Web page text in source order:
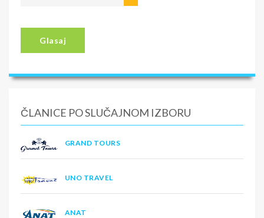
Glasaj
ČLANICE PO SLUČAJNOM IZBORU
GRAND TOURS
UNO TRAVEL
ANAT